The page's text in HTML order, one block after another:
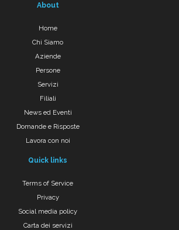
About
Home
Chi Siamo
Aziende
Persone
Servizi
Filiali
News ed Eventi
Domande e Risposte
Lavora con noi
Quick links
Terms of Service
Privacy
Social media policy
Carta dei servizi